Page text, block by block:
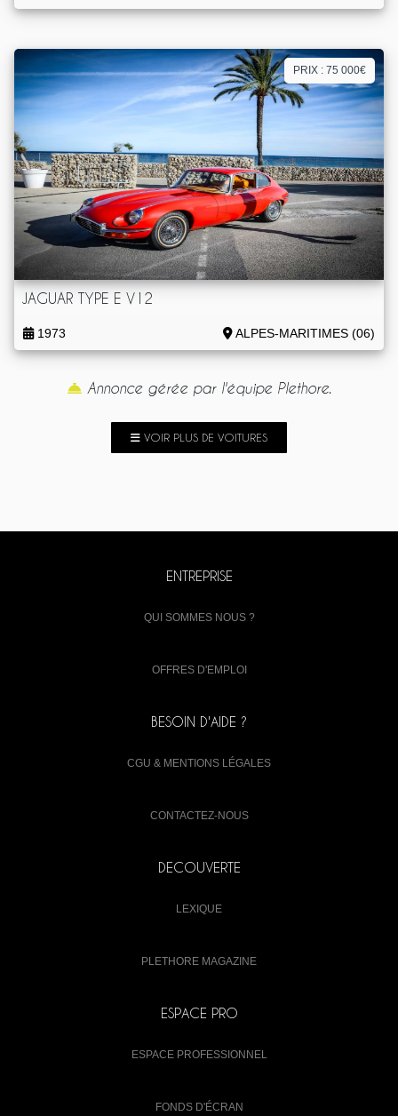
PRIX : 75 000€
JAGUAR TYPE E V12
1973 ALPES-MARITIMES (06)
Annonce gérée par l'équipe Plethore.
VOIR PLUS DE VOITURES
ENTREPRISE
QUI SOMMES NOUS ?
OFFRES D'EMPLOI
BESOIN D'AIDE ?
CGU & MENTIONS LÉGALES
CONTACTEZ-NOUS
DECOUVERTE
LEXIQUE
PLETHORE MAGAZINE
ESPACE PRO
ESPACE PROFESSIONNEL
FONDS D'ÉCRAN